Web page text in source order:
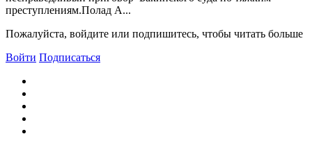
преступлениям.Полад А...
Пожалуйста, войдите или подпишитесь, чтобы читать больше
Войти Подписаться